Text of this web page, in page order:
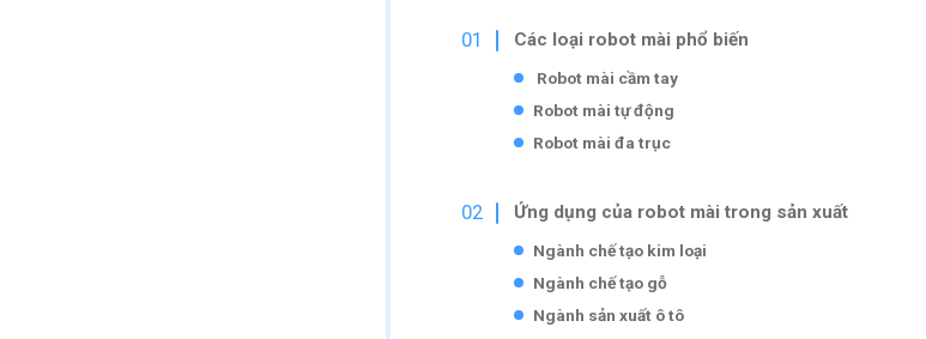
Các loại robot mài phổ biến
Robot mài cầm tay
Robot mài tự động
Robot mài đa trục
Ứng dụng của robot mài trong sản xuất
Ngành chế tạo kim loại
Ngành chế tạo gỗ
Ngành sản xuất ô tô